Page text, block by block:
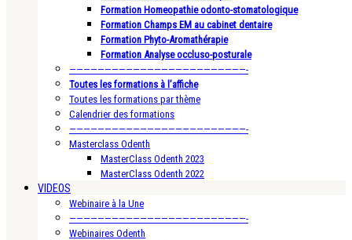
Formation Homeopathie odonto-stomatologique
Formation Champs EM au cabinet dentaire
Formation Phyto-Aromathérapie
Formation Analyse occluso-posturale
—————————————————————————-
Toutes les formations à l’affiche
Toutes les formations par thème
Calendrier des formations
—————————————————————————-
Masterclass Odenth
MasterClass Odenth 2023
MasterClass Odenth 2022
VIDEOS
Webinaire à la Une
—————————————————————————-
Webinaires Odenth